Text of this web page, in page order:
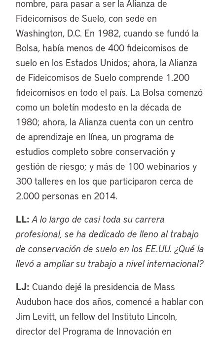
nombre, para pasar a ser la Alianza de
Fideicomisos de Suelo, con sede en
Washington, D.C. En 1982, cuando se fundó la
Bolsa, había menos de 400 fideicomisos de
suelo en los Estados Unidos; ahora, la Alianza
de Fideicomisos de Suelo comprende 1.200
fideicomisos en todo el país. La Bolsa comenzó
como un boletín modesto en la década de
1980; ahora, la Alianza cuenta con un centro
de aprendizaje en línea, un programa de
estudios completo sobre conservación y
gestión de riesgo; y más de 100 webinarios y
300 talleres en los que participaron cerca de
2.000 personas en 2014.
LL: A lo largo de casi toda su carrera
profesional, se ha dedicado de lleno al trabajo
de conservación de suelo en los EE.UU. ¿Qué la
llevó a ampliar su trabajo a nivel internacional?
LJ: Cuando dejé la presidencia de Mass
Audubon hace dos años, comencé a hablar con
Jim Levitt, un fellow del Instituto Lincoln,
director del Programa de Innovación en